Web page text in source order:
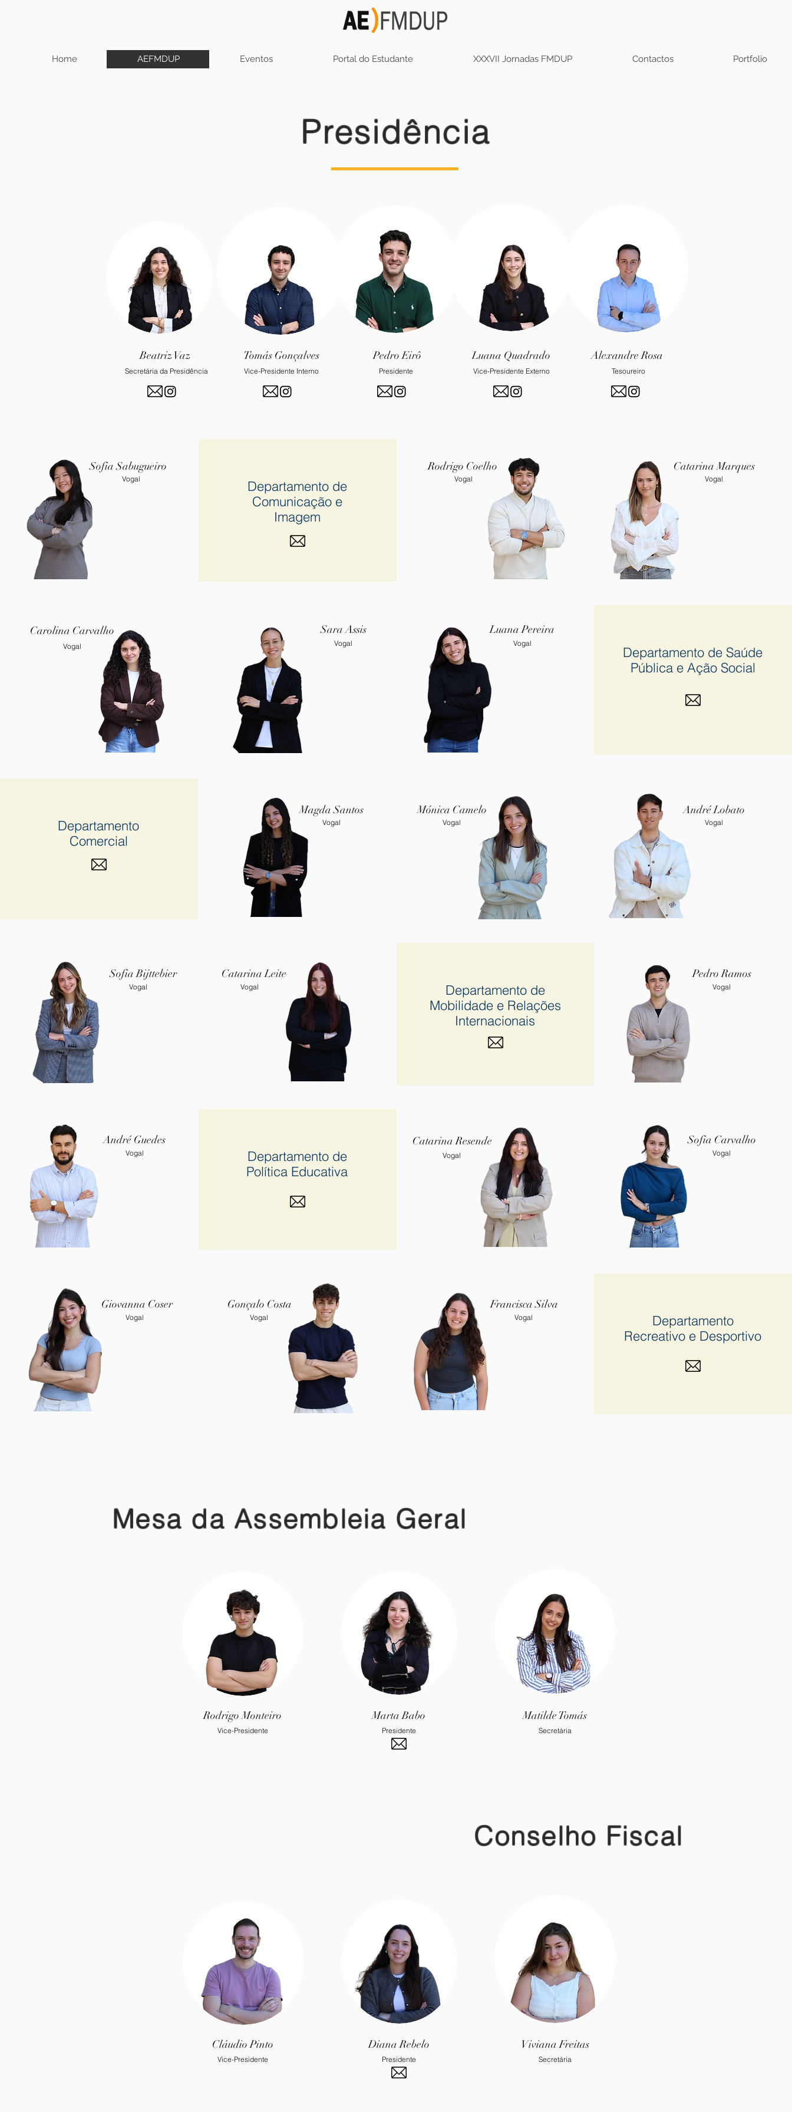
Home AEFMDUP Eventos Portal do Estudante XXXVII Jornadas FMDUP Contactos Portfolio
Presidência
Beatriz Vaz
Secretária da Presidência
Tomás Gonçalves
Vice-Presidente Interno
Pedro Eirô
Presidente
Luana Quadrado
Vice-Presidente Externo
Alexandre Rosa
Tesoureiro
Sofia Sabugueiro
Vogal
Departamento de
Comunicação e
Imagem
Rodrigo Coelho
Vogal
Catarina Marques
Vogal
Carolina Carvalho
Vogal
Sara Assis
Vogal
Luana Pereira
Vogal
Departamento de Saúde
Pública e Ação Social
Departamento
Comercial
Magda Santos
Vogal
​Mónica Camelo
Vogal
André Lobato
Vogal
Sofia Bijttebier
Vogal
Catarina Leite
Vogal
Departamento de
Mobilidade e Relações
Internacionais
Pedro Ramos
Vogal
André Guedes
Vogal
Departamento de
Política Educativa
CatarinaResende
Vogal
Sofia Carvalho
Vogal
Giovanna Coser
Vogal
Gonçalo Costa
Vogal
Francisca Silva
Vogal
Departamento
Recreativo e Desportivo
Mesa da Assembleia Geral
Rodrigo Monteiro
Vice-Presidente
Marta Babo
Presidente
Matilde Tomás
Secretária
Conselho Fiscal
Cláudio Pinto
Vice-Presidente
Diana Rebelo
Presidente
Viviana Freitas
Secretária